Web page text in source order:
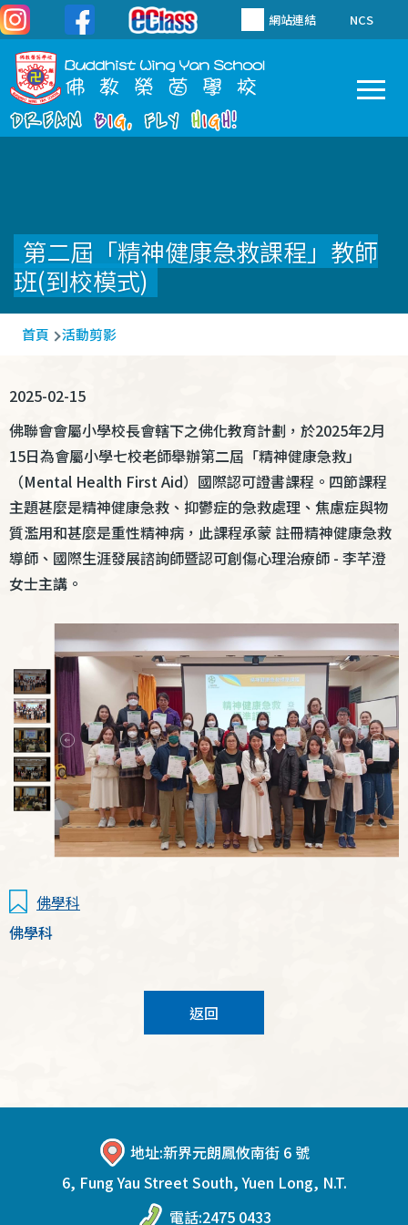
移至主內容 網站連結 NCS
第二屆「精神健康急救課程」教師
班(到校模式)
導
連
結
首頁 活動剪影
2025-02-15
佛聯會會屬小學校長會轄下之佛化教育計劃，於2025年2月
15日為會屬小學七校老師舉辦第二屆「精神健康急救」
（Mental Health First Aid）國際認可證書課程。四節課程
主題甚麼是精神健康急救、抑鬱症的急救處理、焦慮症與物
質濫用和甚麼是重性精神病，此課程承蒙 註冊精神健康急救
導師、國際生涯發展諮詢師暨認可創傷心理治療師 - 李芊澄
女士主講。
佛學科
佛學科
返回
地址:新界元朗鳳攸南街 6 號
6, Fung Yau Street South, Yuen Long, N.T.
電話:2475 0433